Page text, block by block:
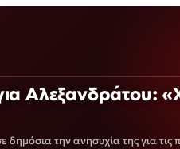
Αλεξανδράτου:
την ανησυχία της για τις